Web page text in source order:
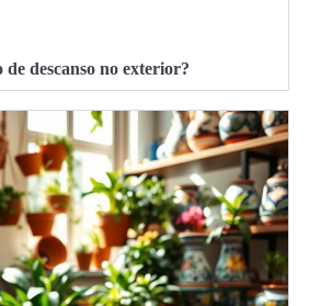
descanso no exterior?